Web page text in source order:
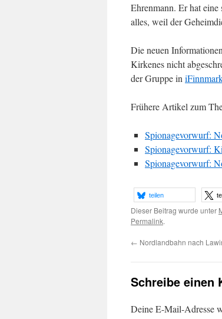
Ehrenmann. Er hat
alles, weil der
Die neuen
Kirkenes nicht
der Gruppe in
Frühere Artikel zum
Spionagevorwurf:
Spionagevorwurf:
Spionagevorwurf:
teilen
Dieser Beitrag wurde unter
Permalink.
← Nordlandbahn nach
Schreibe einen
Deine E-Mail-Adresse